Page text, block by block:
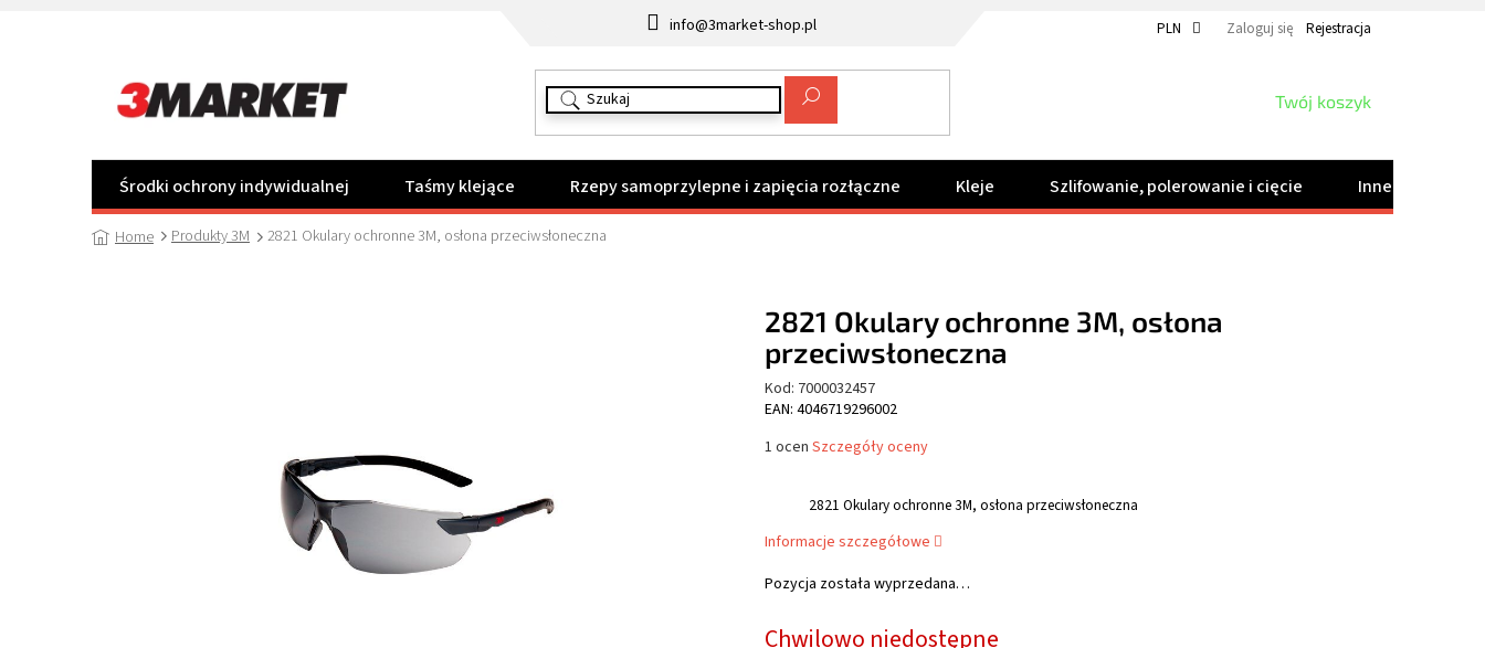
info@3market-shop.pl PLN Zaloguj się Rejestracja
KOSZYK
Twój koszyk
Środki ochrony indywidualnej Taśmy klejące Rzepy samoprzylepne i zapięcia rozłączne Kleje Szlifowanie, polerowanie i cięcie Inne produkty
Home Produkty 3M 2821 Okulary ochronne 3M, osłona przeciwsłoneczna
Chwilowo niedostępne
Pozycja została wyprzedana…
2821 Okulary ochronne 3M, osłona przeciwsłoneczna
Informacje szczegółowe
2821 Okulary ochronne 3M, osłona
przeciwsłoneczna
Kod: 7000032457
EAN: 4046719296002
Średnia
5,0
na
gwiazdek.
1 ocen Szczegóły oceny